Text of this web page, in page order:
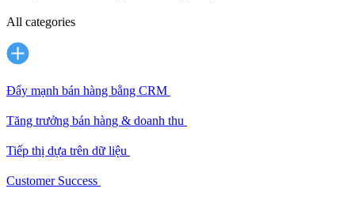
All categories
Đẩy mạnh bán hàng bằng CRM
Tăng trưởng bán hàng & doanh thu
Tiếp thị dựa trên dữ liệu
Customer Success